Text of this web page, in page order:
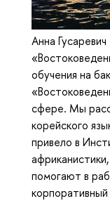
Анна
обучения на
сфере. Мы
корейского
привело в
помогают в
корпоративный